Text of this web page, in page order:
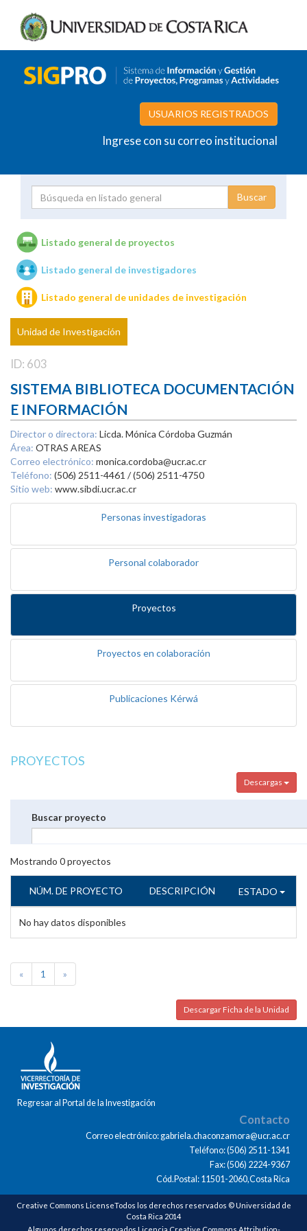
USUARIOS REGISTRADOS
Ingrese con su correo institucional
Unidades de investigación
Listado general de proyectos
Listado general de investigadores
Listado general de unidades de investigación
Unidad de Investigación
ID: 603
SISTEMA BIBLIOTECA DOCUMENTACIÓN
E INFORMACIÓN
Director o directora: Licda. Mónica Córdoba Guzmán
Área: OTRAS AREAS
Correo electrónico: monica.cordoba@ucr.ac.cr
Teléfono: (506) 2511-4461 / (506) 2511-4750
Sitio web: www.sibdi.ucr.ac.cr
Personas investigadoras
Personal colaborador
Proyectos
Proyectos en colaboración
Publicaciones Kérwá
PROYECTOS
Descargas
Buscar proyecto
Mostrando 0proyectos
NÚM. DE PROYECTO DESCRIPCIÓN ESTADO
No hay datos disponibles
« 1 »
Descargar Ficha de la Unidad
Regresar al Portal de la Investigación
Contacto
Correo electrónico: gabriela.chaconzamora@ucr.ac.cr
Teléfono: (506) 2511-1341
Fax: (506) 2224-9367
Cód.Postal: 11501-2060,Costa Rica
Creative Commons LicenseTodos los derechos reservados © Universidad de
Costa Rica 2014